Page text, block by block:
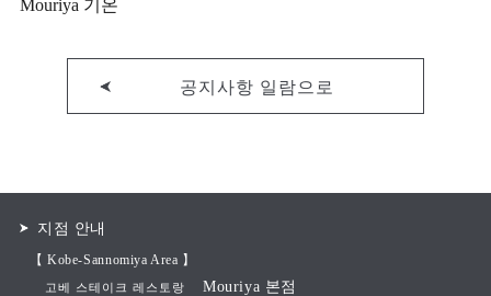
Mouriya 기온
공지사항 일람으로
지점 안내
【 Kobe-Sannomiya Area 】
고베 스테이크 레스토랑 Mouriya 본점